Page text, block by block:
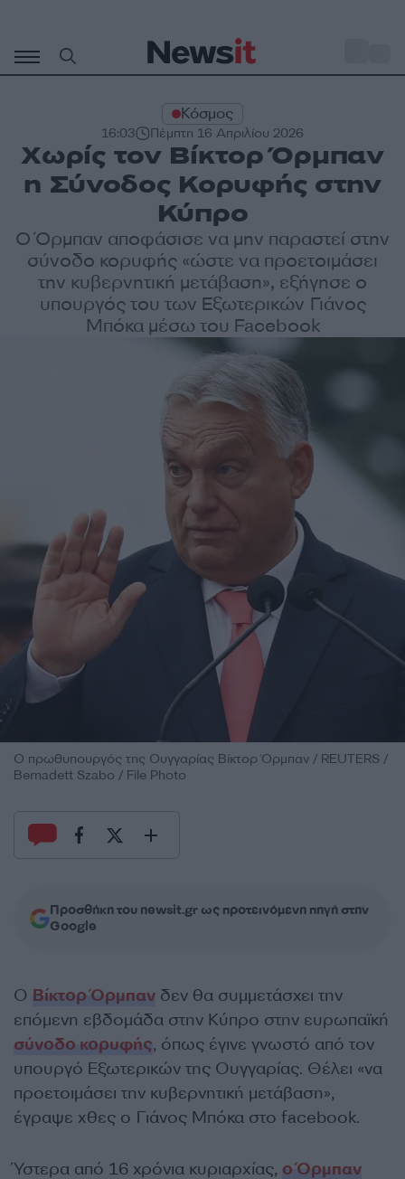
περιεχόμενο
Κόσμος
16:03 Πέμπτη 16 Απριλίου 2026
Χωρίς τον Βίκτορ Όρμπαν
η Σύνοδος Κορυφής στην
Κύπρο
Ο Όρμπαν αποφάσισε να μην παραστεί στην
σύνοδο κορυφής «ώστε να προετοιμάσει
την κυβερνητική μετάβαση», εξήγησε ο
υπουργός του των Εξωτερικών Γιάνος
Μπόκα μέσω του Facebook
Ο πρωθυπουργός της Ουγγαρίας Βίκτορ Όρμπαν / REUTERS /
Bernadett Szabo / File Photo
Προσθήκη του newsit.gr ως προτεινόμενη πηγή στην
Google
Ο Βίκτορ Όρμπαν δεν θα συμμετάσχει την
επόμενη εβδομάδα στην Κύπρο στην ευρωπαϊκή
σύνοδο κορυφής, όπως έγινε γνωστό από τον
υπουργό Εξωτερικών της Ουγγαρίας. Θέλει «να
προετοιμάσει την κυβερνητική μετάβαση»,
έγραψε χθες ο Γιάνος Μπόκα στο facebook.
Ύστερα από 16 χρόνια κυριαρχίας, ο Όρμπαν